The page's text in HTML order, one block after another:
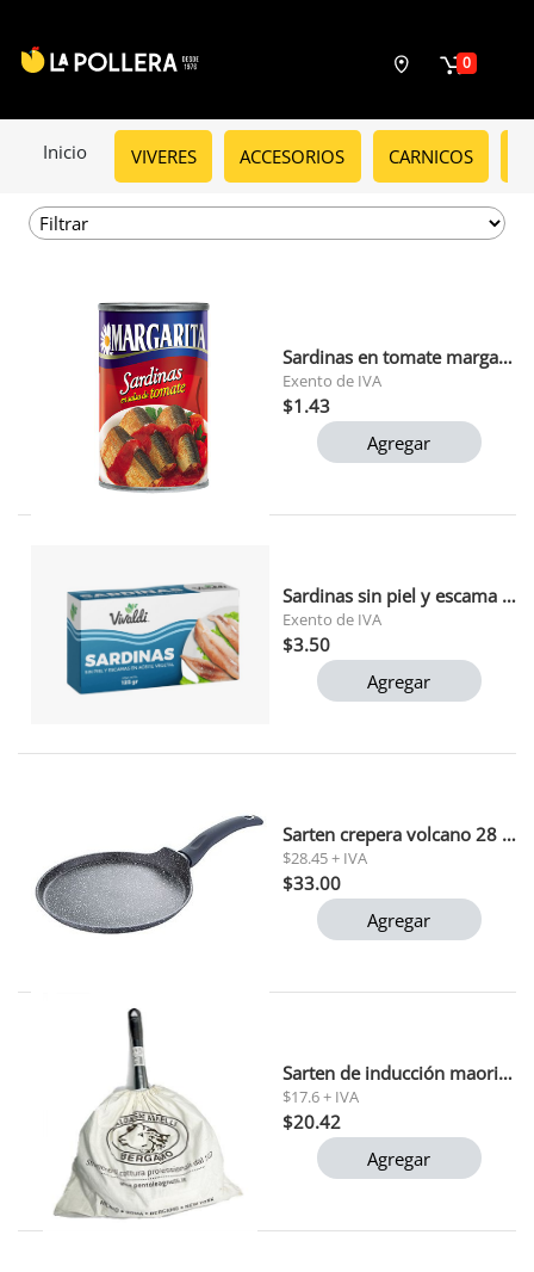
0
Inicio VIVERES ACCESORIOS CARNICOS
Sardinas en tomate margarita 170 gr (d386) polar
Exento de IVA
$1.43
Agregar
Sardinas sin piel y escama en aceite vegetal vivaldi 125 gr
Exento de IVA
$3.50
Agregar
Sarten crepera volcano 28 cm
$28.45 + IVA
$33.00
Agregar
Sarten de inducción maori pedrini 20 cm
$17.6 + IVA
$20.42
Agregar